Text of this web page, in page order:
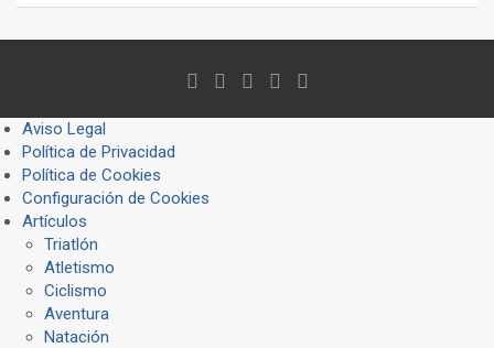
Aviso Legal
Política de Privacidad
Política de Cookies
Configuración de Cookies
Artículos
Triatlón
Atletismo
Ciclismo
Aventura
Natación